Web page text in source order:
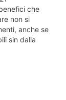
che
non si
anche se
sin dalla